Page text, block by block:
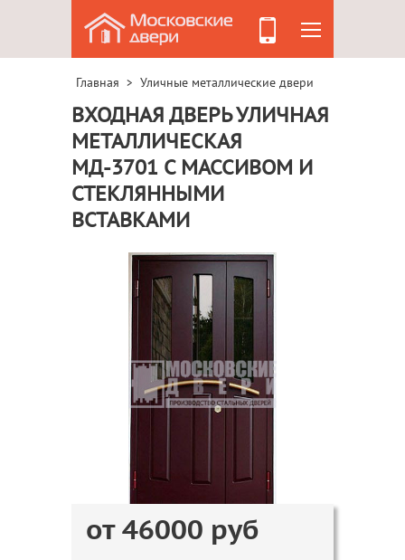
Главная > Уличные металлические двери
ВХОДНАЯ ДВЕРЬ УЛИЧНАЯ
МЕТАЛЛИЧЕСКАЯ
МД-3701 С МАССИВОМ И
СТЕКЛЯННЫМИ
ВСТАВКАМИ
от 46000 руб